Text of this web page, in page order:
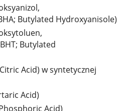
Butylated Hydroxyanisole)
Butylated
Acid) w syntetycznej
Acid)
Acid)